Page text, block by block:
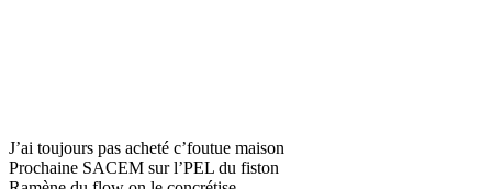
J’ai toujours pas acheté c’foutue maison
Prochaine SACEM sur l’PEL du fiston